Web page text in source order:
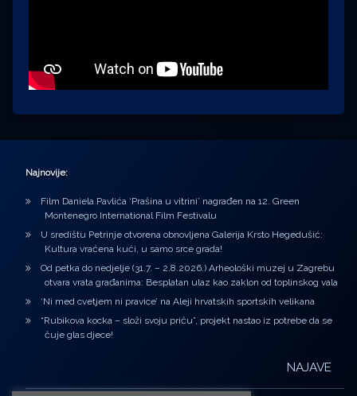
Najnovije:
Film Daniela Pavlića ‘Prašina u vitrini’ nagrađen na 12. Green
Montenegro International Film Festivalu
U središtu Petrinje otvorena obnovljena Galerija Krsto Hegedušić:
Kultura vraćena kući, u samo srce grada!
Od petka do nedjelje (31.7. – 2.8.2026.) Arheološki muzej u Zagrebu
otvara vrata građanima: Besplatan ulaz kao zaklon od toplinskog vala
‘Ni med cvetjem ni pravice’ na Aleji hrvatskih sportskih velikana
“Rubikova kocka – složi svoju priču”, projekt nastao iz potrebe da se
čuje glas djece!
NAJAVE